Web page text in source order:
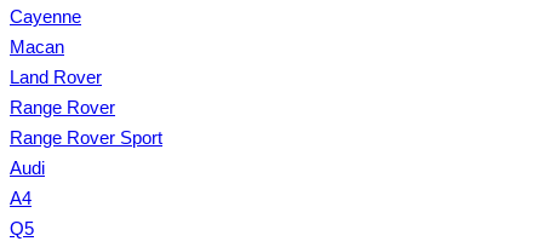
Cayenne
Macan
Land Rover
Range Rover
Range Rover Sport
Audi
A4
Q5